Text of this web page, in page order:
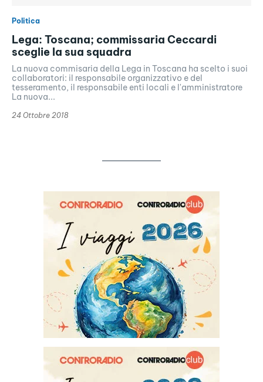
Politica
Lega: Toscana; commissaria Ceccardi
sceglie la sua squadra
La nuova commisaria della Lega in Toscana ha scelto i suoi
collaboratori: il responsabile organizzativo e del
tesseramento, il responsabile enti locali e l'amministratore
La nuova...
24 Ottobre 2018